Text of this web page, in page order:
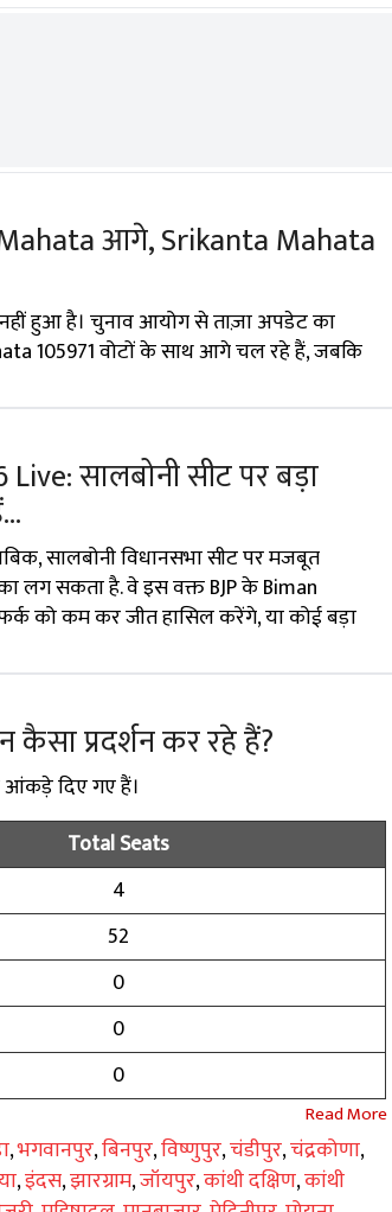
आगे, Srikanta Mahata
नहीं हुआ है। चुनाव आयोग से ताज़ा अपडेट का
105971 वोटों के साथ आगे चल रहे हैं, जबकि
सालबोनी सीट पर बड़ा
सालबोनी विधानसभा सीट पर मजबूत
लग सकता है. वे इस वक्त BJP के Biman
को कम कर जीत हासिल करेंगे, या कोई बड़ा
कैसा प्रदर्शन कर रहे हैं?
आंकड़े दिए गए हैं।
Total Seats
4
52
0
0
0
,भगवानपुर,बिनपुर,विष्णुपुर,चंडीपुर,चंद्रकोणा,
,इंदस,झारग्राम,जॉयपुर,कांथी दक्षिण,कांथी